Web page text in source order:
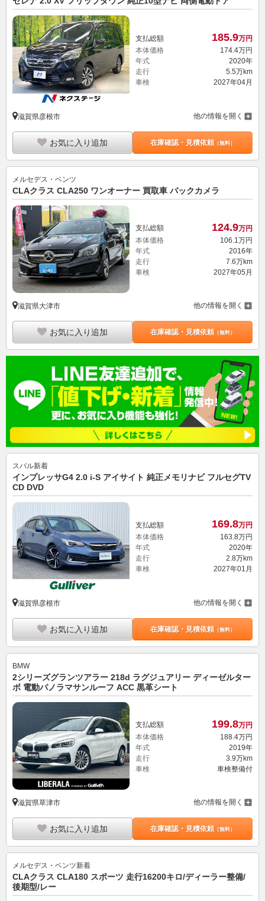
支払総額 185.9万円
本体価格
174.4万円
年式
2020年
走行
5.5万km
車検
2027年04月
滋賀県彦根市 他の情報を開く
お気に入り追加 在庫確認・見積依頼（無料）
メルセデス・ベンツ
CLAクラス CLA250 ワンオーナー 買取車 バックカメラ
支払総額 124.9万円
本体価格
106. 1 万円
年式
2016年
走行
7.6万km
車検
2027年05月
滋賀県大津市 他の情報を開く
お気に入り追加 在庫確認・見積依頼（無料）
スバル新着
インプレッサG4 2.0 i-S アイサイト 純正メモリナビ フルセグTV
CD DVD
支払総額 169.8万円
本体価格
163.8万円
年式
2020年
走行
2.8万km
車検
2027年01月
滋賀県彦根市 他の情報を開く
お気に入り追加 在庫確認・見積依頼（無料）
BMW
2シリーズグランツアラー 218d ラグジュアリー ディーゼルター
ボ 電動パノラマサンルーフ ACC 黒革シート
支払総額 199.8万円
本体価格
188. 4万円
年式
2019年
走行
3.9万km
車検
車検整備付
滋賀県草津市 他の情報を開く
お気に入り追加 在庫確認・見積依頼（無料）
メルセデス・ベンツ新着
CLAクラス CLA180 スポーツ 走行16200キロ/ディーラー整備/
後期型/レー